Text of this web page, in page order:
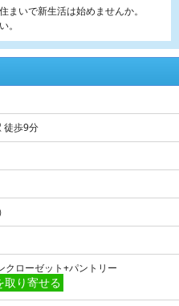
まいで新生活は始めませんか。
。
徒歩9分
クローゼット+パントリー
取り寄せる